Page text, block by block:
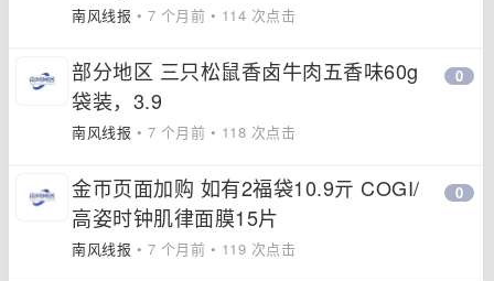
南风线报 • 7 个月前 • 114 次点击
部分地区 三只松鼠香卤牛肉五香味60g
袋装，3.9
南风线报 • 7 个月前 • 118 次点击
0
金帀页面加购 如有2福袋10.9亓 COGI/
高姿时钟肌律面膜15片
南风线报 • 7 个月前 • 119 次点击
0